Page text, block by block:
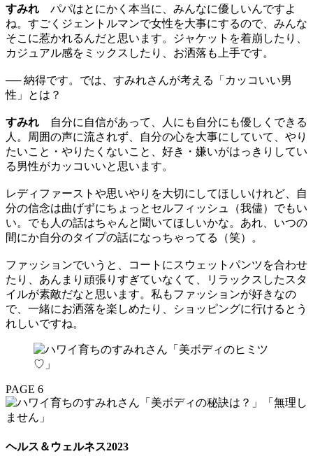
すみれ パパはとにかく本当に、みんなに優しいんですよ
ね。すごくジェントルマンで女性を大事にするので、みんな
そこに惹かれるんだと思います。ジャケットを着崩したり、
カジュアル感をミックスしたり、お洒落も上手です。
── 納得です。では、すみれさんが考える「カッコいい男
性」とは？
すみれ 自分に自信があって、人にも自分にも優しくできる
人。周囲の声に流されず、自分の心を大事にしていて、やり
たいこと・やりたくないこと、好き・嫌いがはっきりしてい
る男性がカッコいいと思います。
レディファーストや思いやりを大切にしてほしいけれど、自
分の信念は曲げずにちょっとセルフィッシュ（我儘）でもい
い。でも人の話はちゃんと聞いてほしいかな。あれ、いつの
間にか自分のタイプの話になっちゃってる（笑）。
ファッションでいうと、コートにスウェットパンツを合わせ
たり、あんまり頑張りすぎていなくて、リラックスしたスタ
イルが素敵だなと思います。私もファッションが好きなの
で、一緒にお洒落を楽しめたり、ショッピングに行けるとう
れしいですね。
PAGE 6
ヘルス＆ウェルネス2023